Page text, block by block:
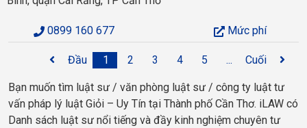
0899 160 677 Mức phí
Đầu 1 2 3 4 5 ... Cuối
Bạn muốn tìm luật sư / văn phòng luật sư / công ty luật tư
vấn pháp lý luật Giỏi – Uy Tín tại Thành phố Cần Thơ. iLAW có
Danh sách luật sư nổi tiếng và đầy kinh nghiệm chuyên tư